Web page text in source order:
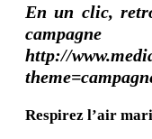
En un clic,
http://
Respirez l’air